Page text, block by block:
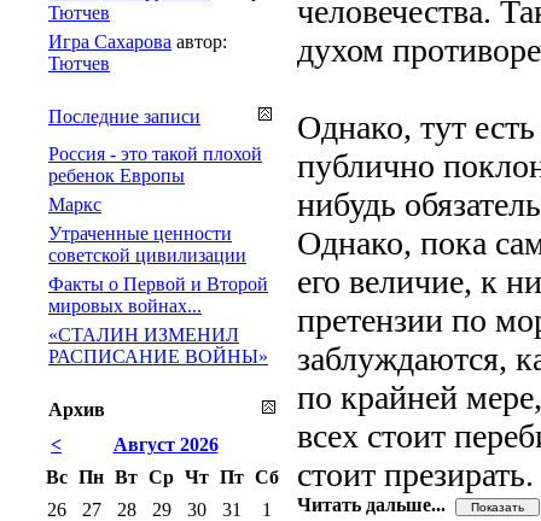
человечества.
духом
Однако, тут
публично
нибудь
Однако, пока
его величие, к
претензии по
заблуждаются,
по крайней
всех стоит
стоит презирать.
Читать дальше...
Тютчев
Игра Сахарова автор:
Тютчев
Последние записи
Россия - это такой плохой
ребенок Европы
Маркс
Утраченные ценности
советской цивилизации
Факты о Первой и Второй
мировых войнах...
«СТАЛИН ИЗМЕНИЛ
РАСПИСАНИЕ ВОЙНЫ»
Архив
<
Август 2026
Вс Пн Вт Ср Чт Пт Сб
26
27 28 29 30 31
1